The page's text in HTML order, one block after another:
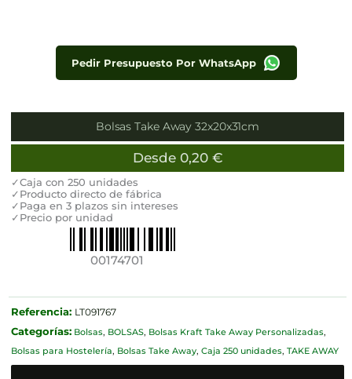
Pedir Presupuesto Por WhatsApp
Bolsas Take Away 32x20x31cm
Desde 0,20 €
✓Caja con 250 unidades
✓Producto directo de fábrica
✓Paga en 3 plazos sin intereses
✓Precio por unidad
00174701
Referencia: LT091767
Categorías: Bolsas, BOLSAS, Bolsas Kraft Take Away Personalizadas,
Bolsas para Hostelería, Bolsas Take Away, Caja 250 unidades, TAKE AWAY